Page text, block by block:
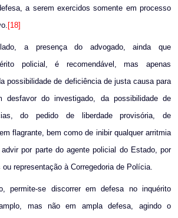
a serem exercidos somente em processo
[18]
a presença do advogado, ainda que
policial, é recomendável, mas apenas
possibilidade de deficiência de justa causa para
desfavor do investigado, da possibilidade de
do pedido de liberdade provisória, de
flagrante, bem como de inibir qualquer arritmia
por parte do agente policial do Estado, por
representação à Corregedoria de Polícia.
permite-se discorrer em defesa no inquérito
mas não em ampla defesa, agindo o